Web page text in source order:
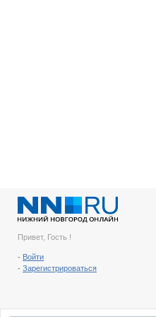
Привет, Гость !
- Войти
- Зарегистрироваться